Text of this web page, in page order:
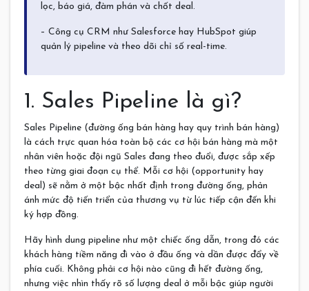
lọc, báo giá, đàm phán và chốt deal.
– Công cụ CRM như Salesforce hay HubSpot giúp
quản lý pipeline và theo dõi chỉ số real-time.
1. Sales Pipeline là gì?
Sales Pipeline (đường ống bán hàng hay quy trình bán hàng)
là cách trực quan hóa toàn bộ các cơ hội bán hàng mà một
nhân viên hoặc đội ngũ Sales đang theo đuổi, được sắp xếp
theo từng giai đoạn cụ thể. Mỗi cơ hội (opportunity hay
deal) sẽ nằm ở một bậc nhất định trong đường ống, phản
ánh mức độ tiến triển của thương vụ từ lúc tiếp cận đến khi
ký hợp đồng.
Hãy hình dung pipeline như một chiếc ống dẫn, trong đó các
khách hàng tiềm năng đi vào ở đầu ống và dần được đẩy về
phía cuối. Không phải cơ hội nào cũng đi hết đường ống,
nhưng việc nhìn thấy rõ số lượng deal ở mỗi bậc giúp người